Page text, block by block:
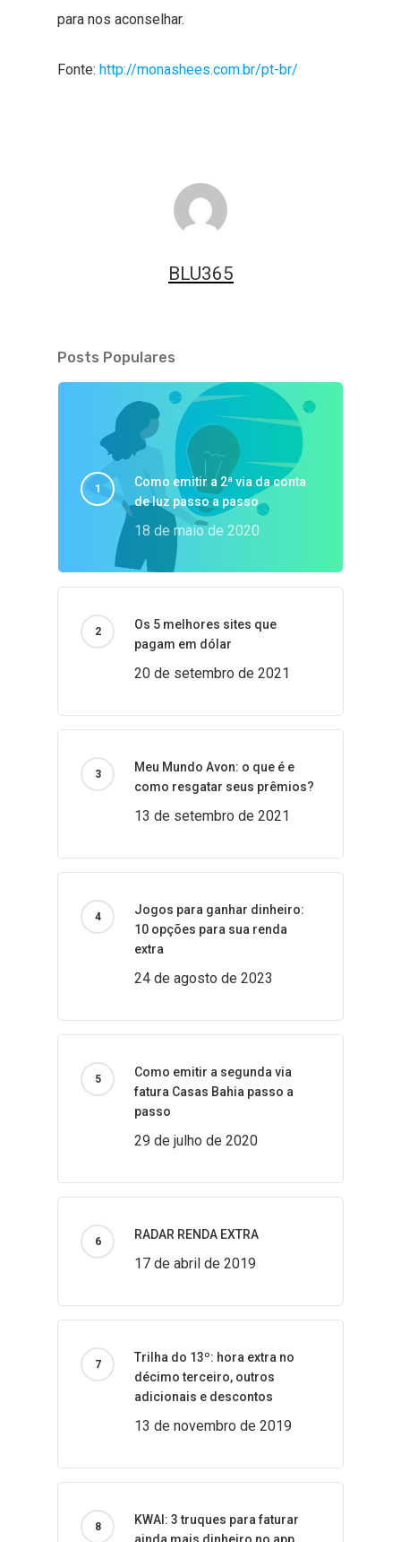
para nos aconselhar.
Fonte: http://monashees.com.br/pt-br/
BLU365
Posts Populares
Como emitir a 2ª via da conta
de luz passo a passo
18 de maio de 2020
Os 5 melhores sites que
pagam em dólar
20 de setembro de 2021
Meu Mundo Avon: o que é e
como resgatar seus prêmios?
13 de setembro de 2021
Jogos para ganhar dinheiro:
10 opções para sua renda
extra
24 de agosto de 2023
Como emitir a segunda via
fatura Casas Bahia passo a
passo
29 de julho de 2020
RADAR RENDA EXTRA
17 de abril de 2019
Trilha do 13º: hora extra no
décimo terceiro, outros
adicionais e descontos
13 de novembro de 2019
KWAI: 3 truques para faturar